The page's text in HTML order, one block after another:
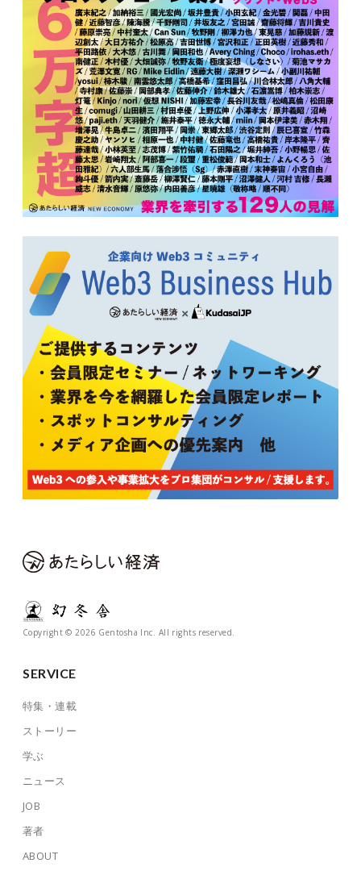
Copyright © 2026 Gentosha Inc. All rights reserved.
SERVICE
特集・連載
ストーリー
学ぶ
ニュース
JOB
著者
ABOUT